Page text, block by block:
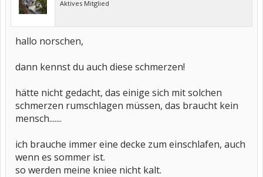
Aktives Mitglied
hallo norschen,
dann kennst du auch diese schmerzen!
hätte nicht gedacht, das einige sich mit solchen
schmerzen rumschlagen müssen, das braucht kein
mensch.......
ich brauche immer eine decke zum einschlafen, auch
wenn es sommer ist.
so werden meine kniee nicht kalt.